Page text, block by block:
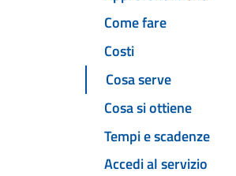
Come fare
Costi
Cosa serve
Cosa si ottiene
Tempi e scadenze
Accedi al servizio